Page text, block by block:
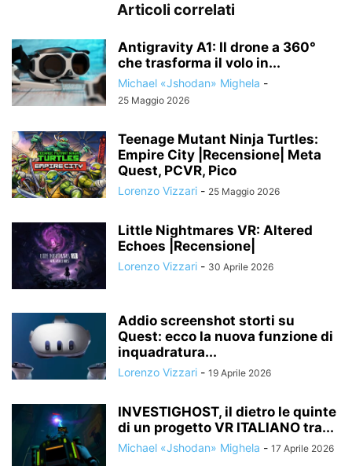
Articoli correlati
Antigravity A1: Il drone a 360°
che trasforma il volo in...
Michael «Jshodan» Mighela -
25 Maggio 2026
Teenage Mutant Ninja Turtles:
Empire City |Recensione| Meta
Quest, PCVR, Pico
Lorenzo Vizzari - 25 Maggio 2026
Little Nightmares VR: Altered
Echoes |Recensione|
Lorenzo Vizzari - 30 Aprile 2026
Addio screenshot storti su
Quest: ecco la nuova funzione di
inquadratura...
Lorenzo Vizzari - 19 Aprile 2026
INVESTIGHOST, il dietro le quinte
di un progetto VR ITALIANO tra...
Michael «Jshodan» Mighela - 17 Aprile 2026